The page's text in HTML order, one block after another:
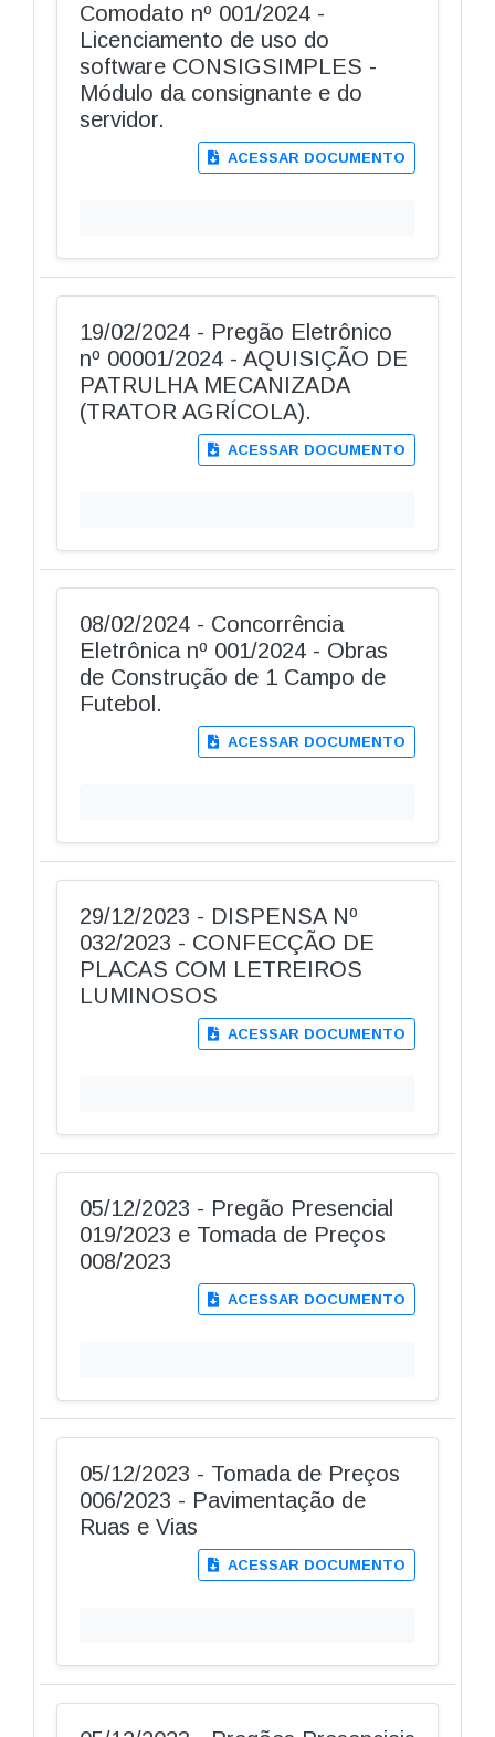
Comodato nº 001/2024 -
Licenciamento de uso do
software CONSIGSIMPLES -
Módulo da consignante e do
servidor.
ACESSAR DOCUMENTO
19/02/2024 - Pregão Eletrônico
nº 00001/2024 - AQUISIÇÃO DE
PATRULHA MECANIZADA
(TRATOR AGRÍCOLA).
ACESSAR DOCUMENTO
08/02/2024 - Concorrência
Eletrônica nº 001/2024 - Obras
de Construção de 1 Campo de
Futebol.
ACESSAR DOCUMENTO
29/12/2023 - DISPENSA Nº
032/2023 - CONFECÇÃO DE
PLACAS COM LETREIROS
LUMINOSOS
ACESSAR DOCUMENTO
05/12/2023 - Pregão Presencial
019/2023 e Tomada de Preços
008/2023
ACESSAR DOCUMENTO
05/12/2023 - Tomada de Preços
006/2023 - Pavimentação de
Ruas e Vias
ACESSAR DOCUMENTO